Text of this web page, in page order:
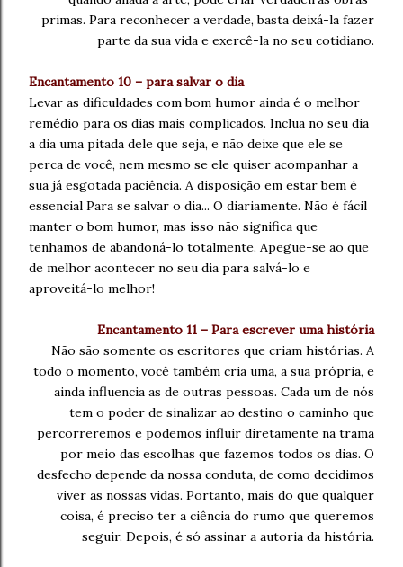
primas. Para reconhecer a verdade, basta deixá-la fazer
parte da sua vida e exercê-la no seu cotidiano.
Encantamento 10 – para salvar o dia
Levar as dificuldades com bom humor ainda é o melhor
remédio para os dias mais complicados. Inclua no seu dia
a dia uma pitada dele que seja, e não deixe que ele se
perca de você, nem mesmo se ele quiser acompanhar a
sua já esgotada paciência. A disposição em estar bem é
essencial Para se salvar o dia... O diariamente. Não é fácil
manter o bom humor, mas isso não significa que
tenhamos de abandoná-lo totalmente. Apegue-se ao que
de melhor acontecer no seu dia para salvá-lo e
aproveitá-lo melhor!
Encantamento 11 – Para escrever uma história
Não são somente os escritores que criam histórias. A
todo o momento, você também cria uma, a sua própria, e
ainda influencia as de outras pessoas. Cada um de nós
tem o poder de sinalizar ao destino o caminho que
percorreremos e podemos influir diretamente na trama
por meio das escolhas que fazemos todos os dias. O
desfecho depende da nossa conduta, de como decidimos
viver as nossas vidas. Portanto, mais do que qualquer
coisa, é preciso ter a ciência do rumo que queremos
seguir. Depois, é só assinar a autoria da história.